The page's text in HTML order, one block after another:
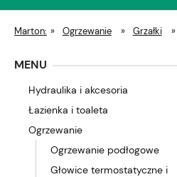
Marton: » Ogrzewanie » Grzałki »
MENU
Hydraulika i akcesoria
Łazienka i toaleta
Ogrzewanie
Ogrzewanie podłogowe
Głowice termostatyczne i